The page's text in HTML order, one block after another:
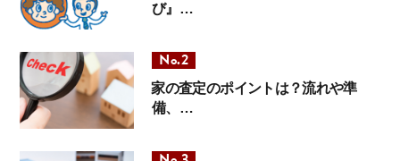
び』…
家の査定のポイントは？流れや準
備、…